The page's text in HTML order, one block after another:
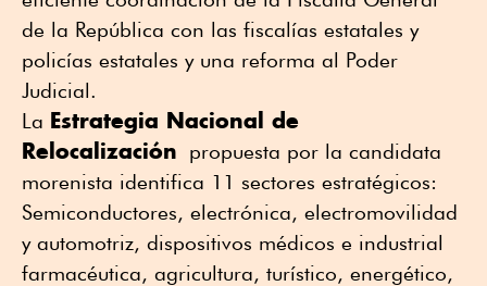
de la República con las fiscalías estatales y
policías estatales y una reforma al Poder
Judicial.
La Estrategia Nacional de
Relocalización propuesta por la candidata
morenista identifica 11 sectores estratégicos:
Semiconductores, electrónica, electromovilidad
y automotriz, dispositivos médicos e industrial
farmacéutica, agricultura, turístico, energético,